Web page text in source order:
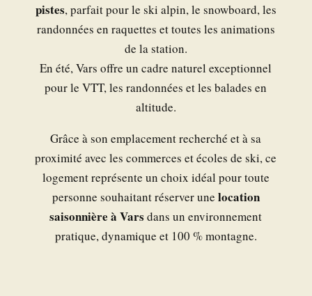
pistes, parfait pour le ski alpin, le snowboard, les
randonnées en raquettes et toutes les animations
de la station.
En été, Vars offre un cadre naturel exceptionnel
pour le VTT, les randonnées et les balades en
altitude.
Grâce à son emplacement recherché et à sa
proximité avec les commerces et écoles de ski, ce
logement représente un choix idéal pour toute
personne souhaitant réserver une location
saisonnière à Vars dans un environnement
pratique, dynamique et 100 % montagne.